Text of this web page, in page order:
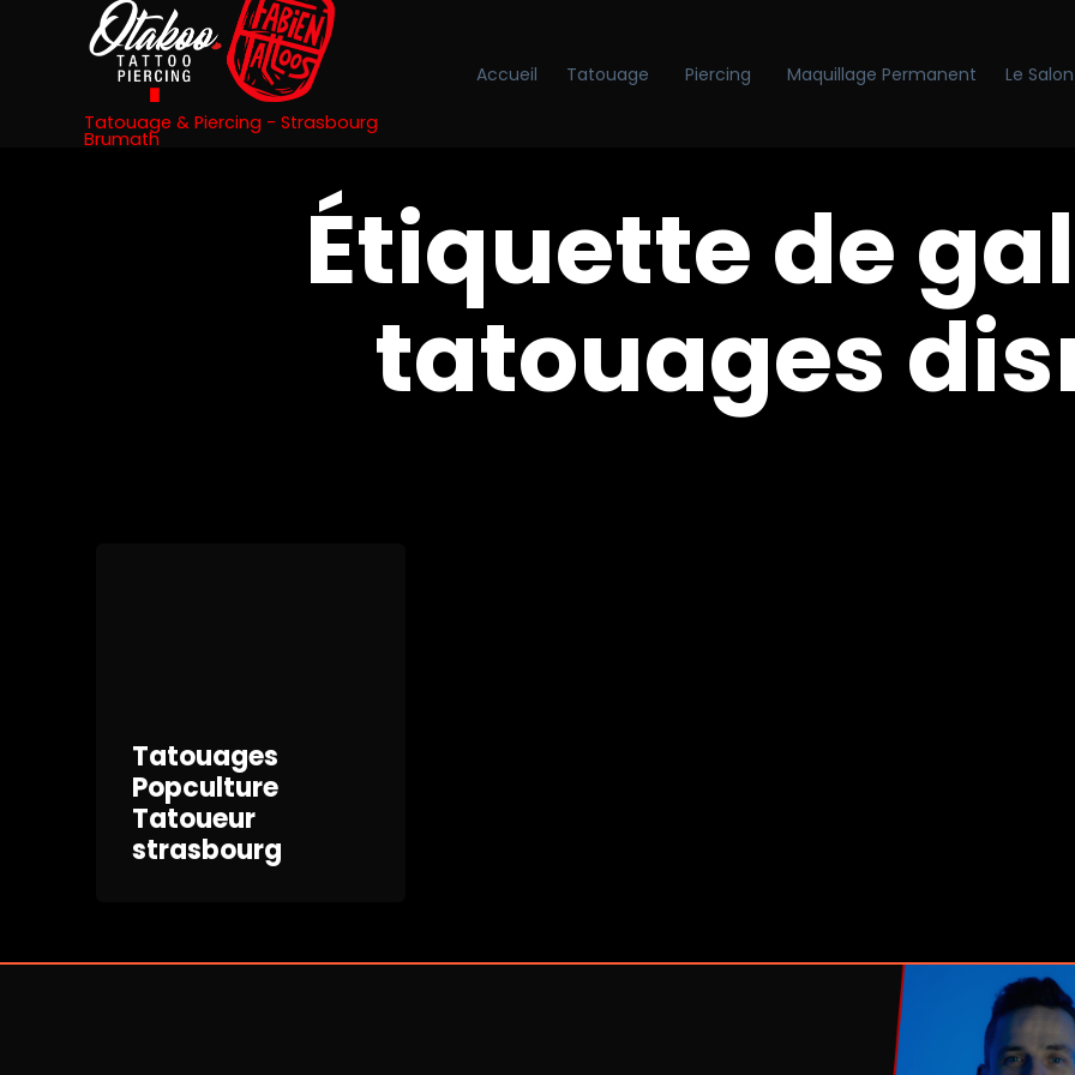
Tatouage & Piercing - Strasbourg
Brumath
Accueil Tatouage Piercing Maquillage Permanent Le Salon
Étiquette de
tatouages
Tatouages
Popculture
Tatoueur
strasbourg